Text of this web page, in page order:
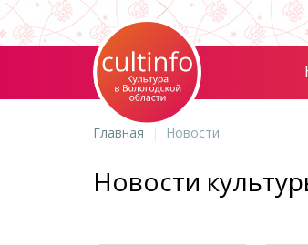
Главная Новости
Новости